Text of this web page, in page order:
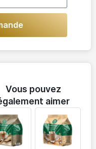
Vous pouvez
aimer